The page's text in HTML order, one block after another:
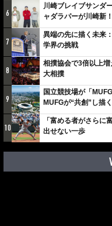
6
川崎ブレイブサンダ
ャダラパーが川崎新
しみでしかないでし
7
異端の先に描く未来
学界の挑戦
8
相撲協会で3倍以上
大相撲
9
国立競技場が「
MUFGが“共創”し描
10
「富める者がさらに
出せない一歩